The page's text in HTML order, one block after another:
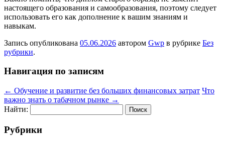
настоящего образования и самообразования, поэтому следует
использовать его как дополнение к вашим знаниям и
навыкам.
Запись опубликована 05.06.2026 автором Gwp в рубрике Без
рубрики.
Навигация по записям
← Обучение и развитие без больших финансовых затрат Что
важно знать о табачном рынке →
Найти:
Рубрики